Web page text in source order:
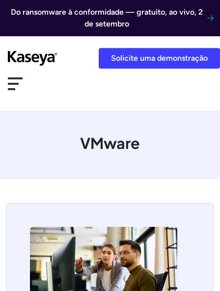
Do ransomware à conformidade — gratuito, ao vivo, 2
de setembro
Solicite uma demonstração
VMware